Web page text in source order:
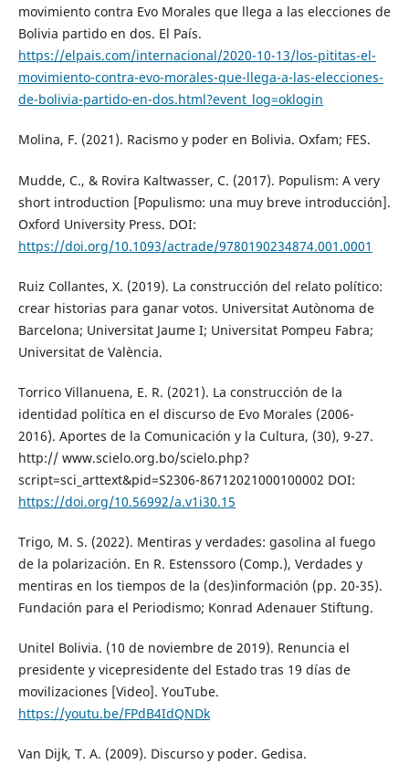
movimiento contra Evo Morales que llega a las elecciones de
Bolivia partido en dos. El País.
https://elpais.com/internacional/2020-10-13/los-pititas-el-
movimiento-contra-evo-morales-que-llega-a-las-elecciones-
de-bolivia-partido-en-dos.html?event_log=oklogin
Molina, F. (2021). Racismo y poder en Bolivia. Oxfam; FES.
Mudde, C., & Rovira Kaltwasser, C. (2017). Populism: A very
short introduction [Populismo: una muy breve introducción].
Oxford University Press. DOI:
https://doi.org/10.1093/actrade/9780190234874.001.0001
Ruiz Collantes, X. (2019). La construcción del relato político:
crear historias para ganar votos. Universitat Autònoma de
Barcelona; Universitat Jaume I; Universitat Pompeu Fabra;
Universitat de València.
Torrico Villanuena, E. R. (2021). La construcción de la
identidad política en el discurso de Evo Morales (2006-
2016). Aportes de la Comunicación y la Cultura, (30), 9-27.
http:// www.scielo.org.bo/scielo.php?
script=sci_arttext&pid=S2306-86712021000100002 DOI:
https://doi.org/10.56992/a.v1i30.15
Trigo, M. S. (2022). Mentiras y verdades: gasolina al fuego
de la polarización. En R. Estenssoro (Comp.), Verdades y
mentiras en los tiempos de la (des)información (pp. 20-35).
Fundación para el Periodismo; Konrad Adenauer Stiftung.
Unitel Bolivia. (10 de noviembre de 2019). Renuncia el
presidente y vicepresidente del Estado tras 19 días de
movilizaciones [Video]. YouTube.
https://youtu.be/FPdB4IdQNDk
Van Dijk, T. A. (2009). Discurso y poder. Gedisa.